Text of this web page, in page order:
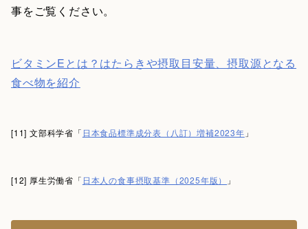
事をご覧ください。
ビタミンEとは？はたらきや摂取目安量、摂取源となる
食べ物を紹介
[11] 文部科学省「 日本食品標準成分表（八訂）増補2023年 」
[12] 厚生労働省「 日本人の食事摂取基準（2025年版） 」